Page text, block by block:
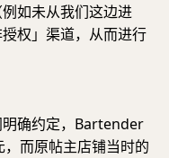
如未从我们这边进
权」渠道，从而进行
确约定，Bartender
而原帖主店铺当时的